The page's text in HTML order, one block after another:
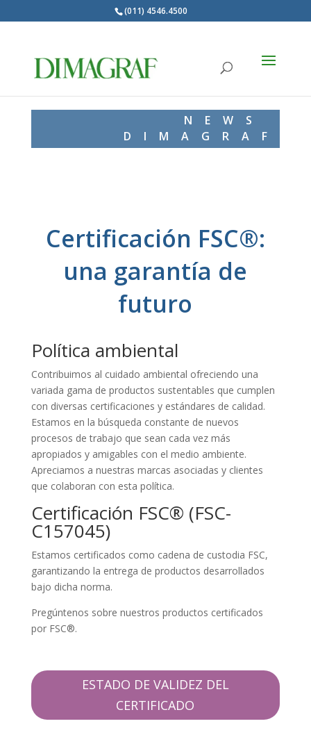
(011) 4546.4500
NEWS
DIMAGRAF
Certificación FSC®:
una garantía de
futuro
Política ambiental
Contribuimos al cuidado ambiental ofreciendo una
variada gama de productos sustentables que cumplen
con diversas certificaciones y estándares de calidad.
Estamos en la búsqueda constante de nuevos
procesos de trabajo que sean cada vez más
apropiados y amigables con el medio ambiente.
Apreciamos a nuestras marcas asociadas y clientes
que colaboran con esta política.
Certificación FSC® (FSC-
C157045)
Estamos certificados como cadena de custodia FSC,
garantizando la entrega de productos desarrollados
bajo dicha norma.
Pregúntenos sobre nuestros productos certificados
por FSC®.
ESTADO DE VALIDEZ DEL
CERTIFICADO